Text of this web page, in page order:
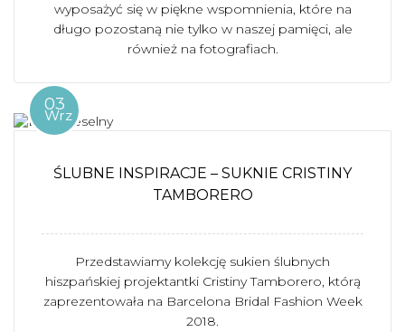
wyposażyć się w piękne wspomnienia, które na
długo pozostaną nie tylko w naszej pamięci, ale
również na fotografiach.
03
Wrz
ŚLUBNE INSPIRACJE – SUKNIE CRISTINY
TAMBORERO
Przedstawiamy kolekcję sukien ślubnych
hiszpańskiej projektantki Cristiny Tamborero, którą
zaprezentowała na Barcelona Bridal Fashion Week
2018.